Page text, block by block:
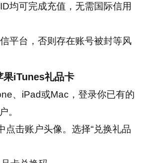
均可完成充值，无需国际信用
信平台，否则存在账号被封等风
果iTunes礼品卡
、iPad或Mac，登录你已有的
。
点击账户头像。选择“兑换礼品